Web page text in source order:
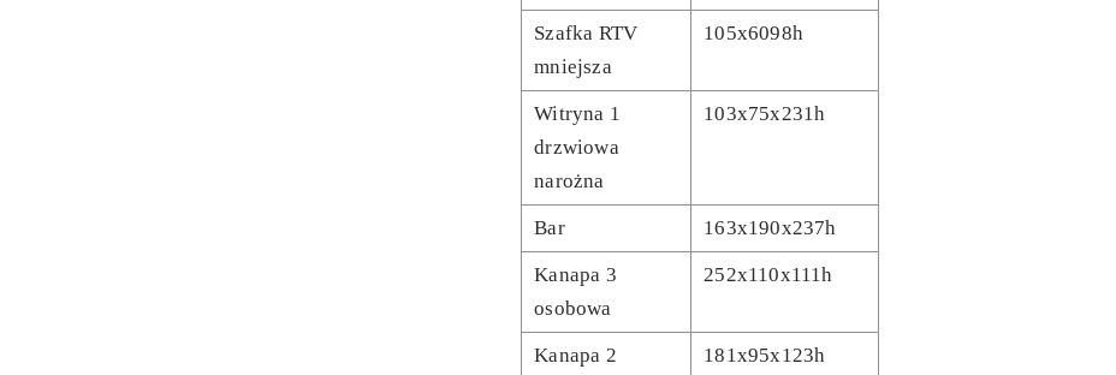
Szafka RTV
mniejsza
105x6098h
Witryna 1
drzwiowa
narożna
103x75x231h
Bar 163x190x237h
Kanapa 3
osobowa
252x110x111h
Kanapa 2
181x95x123h